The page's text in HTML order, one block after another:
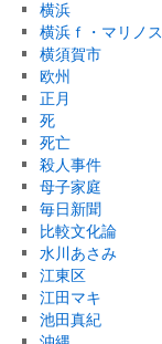
横浜
横浜ｆ・マリノス
横須賀市
欧州
正月
死
死亡
殺人事件
母子家庭
毎日新聞
比較文化論
水川あさみ
江東区
江田マキ
池田真紀